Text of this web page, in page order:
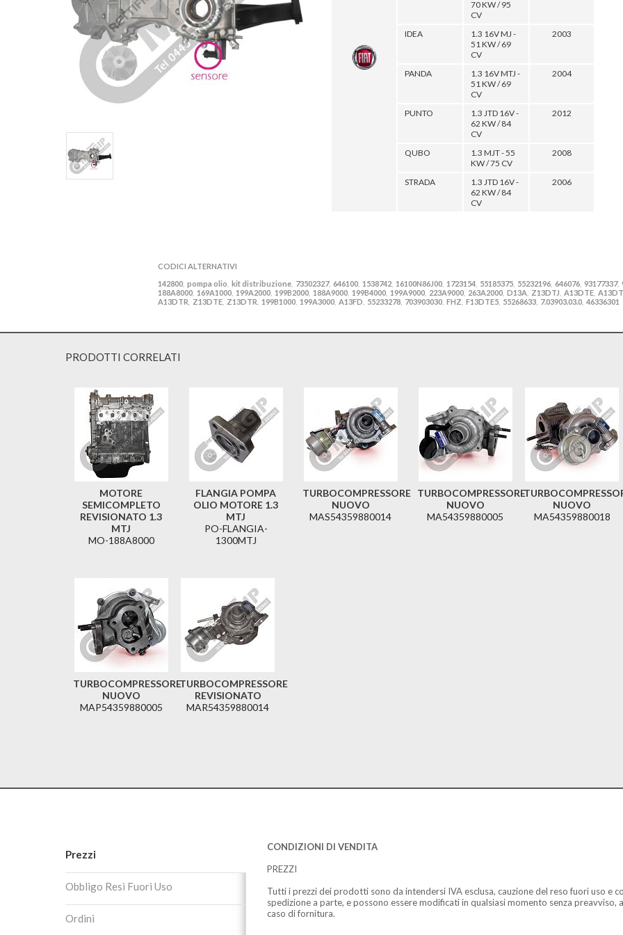
70 KW / 95
CV
IDEA
1.3 16V MJ -
51 KW / 69
CV
2003
PANDA
1.3 16V MTJ -
51 KW / 69
CV
2004
PUNTO
1.3 JTD 16V -
62 KW / 84
CV
2012
QUBO
1.3 MJT - 55
KW / 75 CV
2008
STRADA
1.3 JTD 16V -
62 KW / 84
CV
2006
CODICI ALTERNATIVI
142800 pompa olio kit distribuzione 73502327, 646100 1538742 16100N86J00 1723154 55185375 55232196 646076 93177337,
188A8000 169A1000 199A2000 199B2000 188A9000 199B4000 199A9000 223A9000 263A2000 D13A Z13DTJ A13DTE
A13DTR
Z13DTE Z13DTR 199B1000 199A3000 A13FD 55233278 703903030 FHZ F13DTE5 55268633 7.03903.03.0 46336301
PRODOTTI CORRELATI
MOTORE
SEMICOMPLETO
REVISIONATO 1.3
MTJ
MO-188A8000
FLANGIA POMPA
OLIO MOTORE 1.3
MTJ
PO-FLANGIA-
1300MTJ
TURBOCOMPRESSORE
NUOVO
MAS54359880014
TURBOCOMPRESSORE
NUOVO
MA54359880005
NUOVO
MA54359880018
TURBOCOMPRESSORE
NUOVO
MAP54359880005
TURBOCOMPRESSORE
REVISIONATO
MAR54359880014
Prezzi
Obbligo Resi Fuori Uso
Ordini
CONDIZIONI DI VENDITA
PREZZI
Tutti i prezzi dei prodotti sono da intendersi IVA esclusa, cauzione del reso fuori uso e
spedizione a parte, e possono essere modificati in qualsiasi momento senza preavviso,
caso di fornitura.